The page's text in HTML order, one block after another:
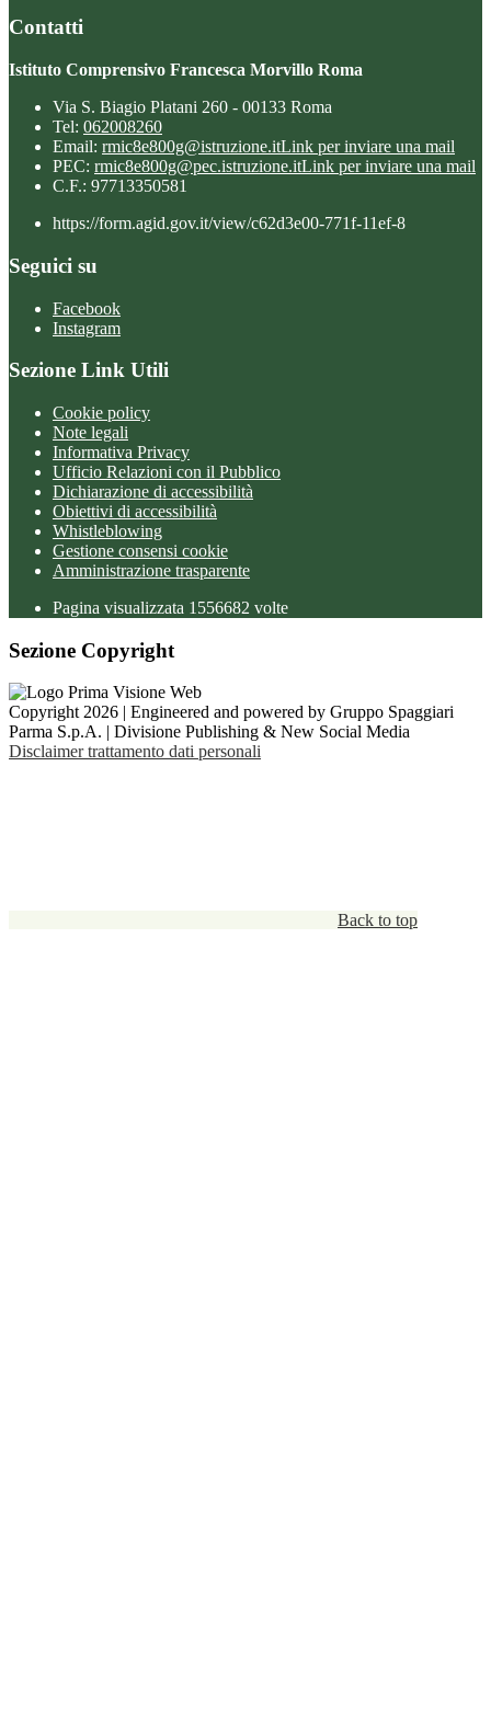
Contatti
Istituto Comprensivo Francesca Morvillo Roma
Via S. Biagio Platani 260 - 00133 Roma
Tel: 062008260
Email: rmic8e800g@istruzione.itLink per inviare una mail
PEC: rmic8e800g@pec.istruzione.itLink per inviare una mail
C.F.: 97713350581
https://form.agid.gov.it/view/c62d3e00-771f-11ef-8
Seguici su
Facebook
Instagram
Sezione Link Utili
Cookie policy
Note legali
Informativa Privacy
Ufficio Relazioni con il Pubblico
Dichiarazione di accessibilità
Obiettivi di accessibilità
Whistleblowing
Gestione consensi cookie
Amministrazione trasparente
Pagina visualizzata 1556682 volte
Sezione Copyright
Copyright 2026 | Engineered and powered by Gruppo Spaggiari
Parma S.p.A. | Divisione Publishing & New Social Media
Disclaimer trattamento dati personali
Back to top